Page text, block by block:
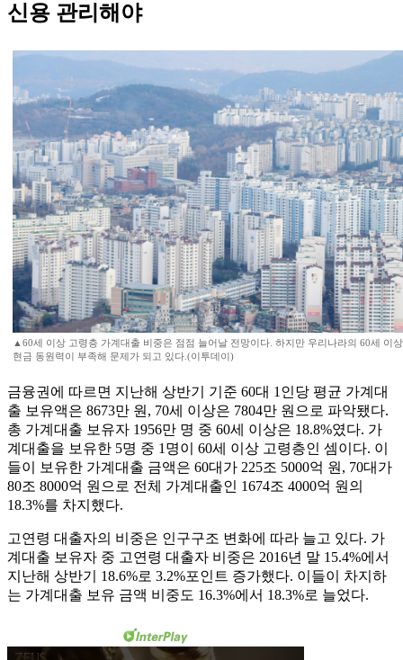
신용 관리해야
▲60세 이상 고령층 가계대출 비중은 점점 늘어날 전망이다. 하지만 우리나라의 60세 이
현금 동원력이 부족해 문제가 되고 있다.(이투데이)
금융권에 따르면 지난해 상반기 기준 60대 1인당 평균 가계대
출 보유액은 8673만 원, 70세 이상은 7804만 원으로 파악됐다.
총 가계대출 보유자 1956만 명 중 60세 이상은 18.8%였다. 가
계대출을 보유한 5명 중 1명이 60세 이상 고령층인 셈이다. 이
들이 보유한 가계대출 금액은 60대가 225조 5000억 원, 70대가
80조 8000억 원으로 전체 가계대출인 1674조 4000억 원의
18.3%를 차지했다.
고연령 대출자의 비중은 인구구조 변화에 따라 늘고 있다. 가
계대출 보유자 중 고연령 대출자 비중은 2016년 말 15.4%에서
지난해 상반기 18.6%로 3.2%포인트 증가했다. 이들이 차지하
는 가계대출 보유 금액 비중도 16.3%에서 18.3%로 늘었다.